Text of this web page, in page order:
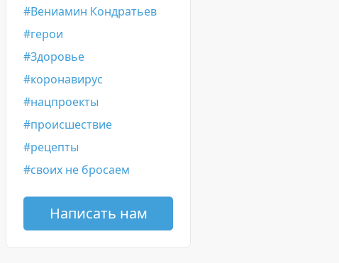
Вениамин Кондратьев
герои
Здоровье
коронавирус
нацпроекты
происшествие
рецепты
своих не бросаем
Написать нам